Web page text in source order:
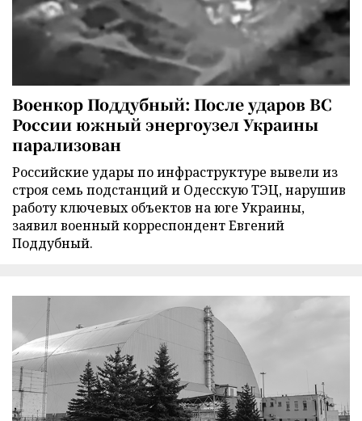
Военкор Поддубный: После ударов ВС
России южный энергоузел Украины
парализован
Российские удары по инфраструктуре вывели из
строя семь подстанций и Одесскую ТЭЦ, нарушив
работу ключевых объектов на юге Украины,
заявил военный корреспондент Евгений
Поддубный.